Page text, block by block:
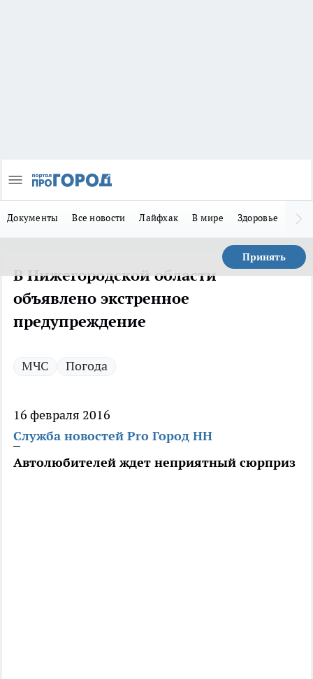
Документы Все новости Лайфхак В мире Здоровье
Принять
В Нижегородской области
объявлено экстренное
предупреждение
МЧС Погода
16 февраля 2016
Служба новостей Pro Город НН
Автолюбителей ждет неприятный сюрприз